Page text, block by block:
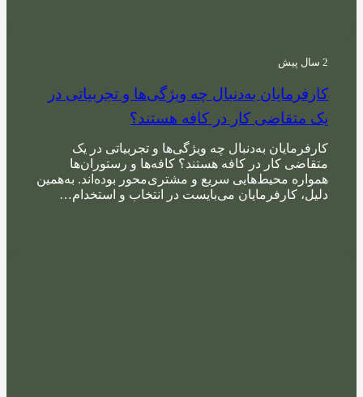
2 سال پیش
کارفرمایان به‌دنبال چه ویژگی‌ها و تجربیاتی در
یک متقاضی کار در کافه هستند؟
کارفرمایان به‌دنبال چه ویژگی‌ها و تجربیاتی در یک
متقاضی کار در کافه هستند؟ کافه‌ها و رستوران‌ها
همواره محیط‌هایی سریع و مشتری‌محور بوده‌اند. به‌همین
دلیل، کارفرمایان می‌بایست در انتخاب و استخدام…